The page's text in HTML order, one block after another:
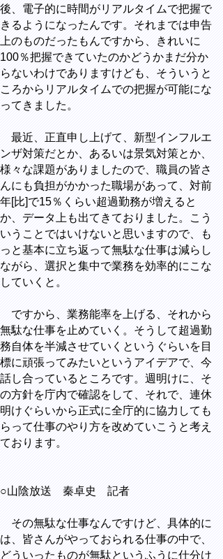
後、電子的に時間がリアルタイムで把握で
きるようになったんです。それまでは申告
上のものだったもんですから、きれいに
100％把握できていたのかどうかまだ分か
らないわけでありますけども、そういうと
ころからリアルタイムでの把握が可能にな
ってきました。
最近、正直申し上げて、新型インフルエ
ンザ対策だとか、あるいは景気対策とか、
様々な課題がありましたので、職員の皆さ
んにも負担がかかった職場があって、対前
年[比]で15％くらい超過勤務が増えると
か、データ上も出てきておりました。こう
いうことではいけないと思いますので、も
っと基本に立ち返って無駄な仕事は減らし
ながら、選択と集中で業務を効率的にこな
していくと。
ですから、業務能率を上げる、それから
無駄な仕事を止めていく。そうして超過勤
務自体を半減させていくというぐらいを目
標に頑張ってみたいというアイデアで、今
話し合っているところです。週明けに、そ
の方針を庁内で確認をして、それで、連休
明けぐらいから正式に全庁的に協力しても
らって仕事のやり方を改めていこうと考え
ております。
○山陰放送 秦卓史 記者
その無駄な仕事なんですけど、具体的に
は、皆さんがやっておられる仕事の中で、
どういったものが無駄というふうに仕分け